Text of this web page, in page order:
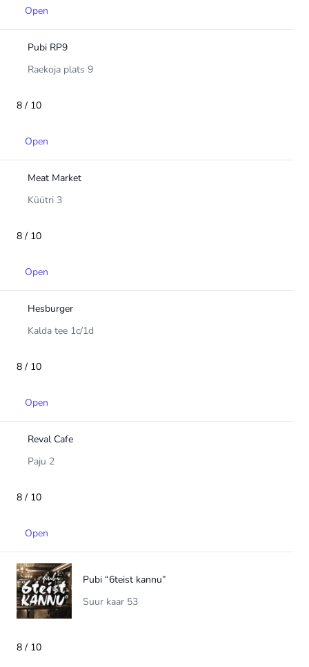
Open
Pubi RP9
Raekoja plats 9
8 / 10
Open
Meat Market
Küütri 3
8 / 10
Open
Hesburger
Kalda tee 1c/1d
8 / 10
Open
Reval Cafe
Paju 2
8 / 10
Open
Pubi “6teist kannu”
Suur kaar 53
8 / 10